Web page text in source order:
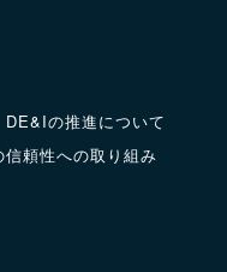
DE&Iの推進について
頼性への取り組み